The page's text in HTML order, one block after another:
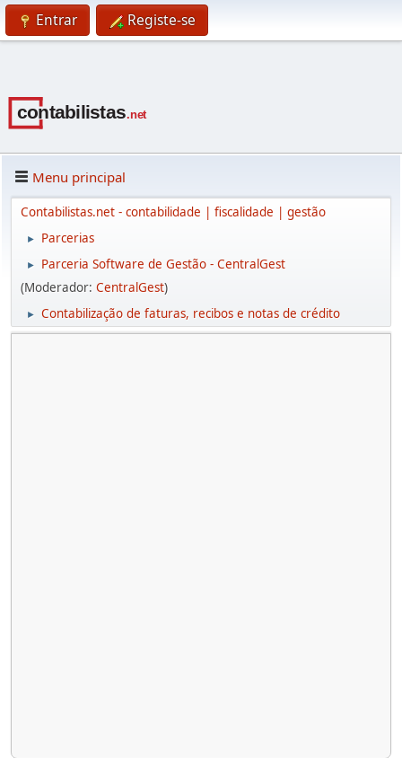
Entrar Registe-se
Menu principal
Contabilistas.net - contabilidade | fiscalidade | gestão
► Parcerias
►
Parceria Software de Gestão - CentralGest
(Moderador: CentralGest)
► Contabilização de faturas, recibos e notas de crédito